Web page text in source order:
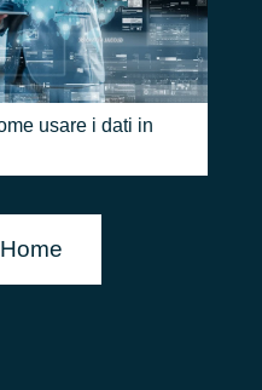
usare i dati in